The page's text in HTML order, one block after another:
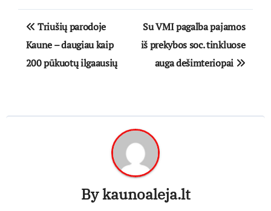
Navigacija
tarp
įrašų
Triušių parodoje
Kaune – daugiau kaip
200 pūkuotų ilgaausių
Su VMI pagalba pajamos
iš prekybos soc. tinkluose
auga dešimteriopai
Bykaunoaleja.lt